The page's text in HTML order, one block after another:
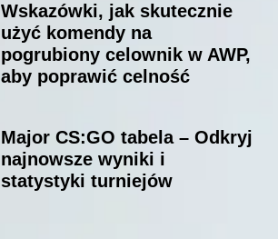
Wskazówki, jak skutecznie
użyć komendy na
pogrubiony celownik w AWP,
aby poprawić celność
Major CS:GO tabela – Odkryj
najnowsze wyniki i
statystyki turniejów